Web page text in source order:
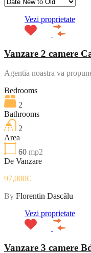
Vezi proprietate
Vanzare 2 camere
Agentia noastra va
Bedrooms
2
Bathrooms
2
Area
60 mp2
De Vanzare
97,000€
By Florentin Dascălu
Vezi proprietate
Vanzare 3 camere